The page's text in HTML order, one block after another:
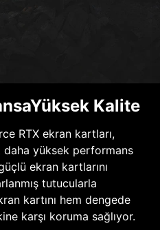
Kalite
RTX ekran kartları,
daha yüksek performans
ekran kartlarını
tutucularla
kartını hem dengede
karşı koruma sağlıyor.